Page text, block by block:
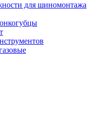
для шиномонтажа